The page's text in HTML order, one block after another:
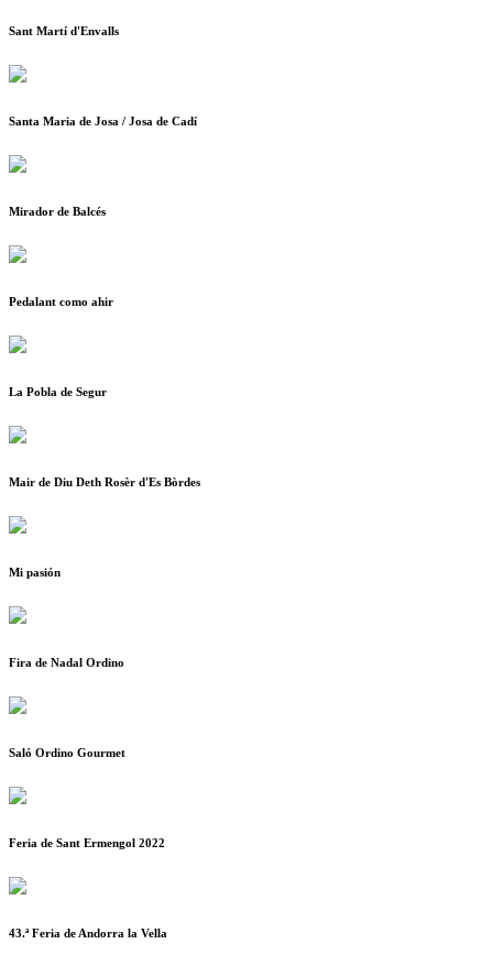
Sant Martí d'Envalls
Santa Maria de Josa / Josa de Cadí
Mirador de Balcés
Pedalant como ahir
La Pobla de Segur
Mair de Diu Deth Rosèr d'Es Bòrdes
Mi pasión
Fira de Nadal Ordino
Saló Ordino Gourmet
Feria de Sant Ermengol 2022
43.ª Feria de Andorra la Vella